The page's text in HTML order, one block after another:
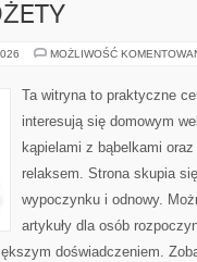
MOŻLIWOŚĆ
Ta witryna to praktyczne
interesują się domowym
kąpielami z bąbelkami
relaksem. Strona skupia
wypoczynku i odnowy.
artykuły dla osób
doświadczeniem.